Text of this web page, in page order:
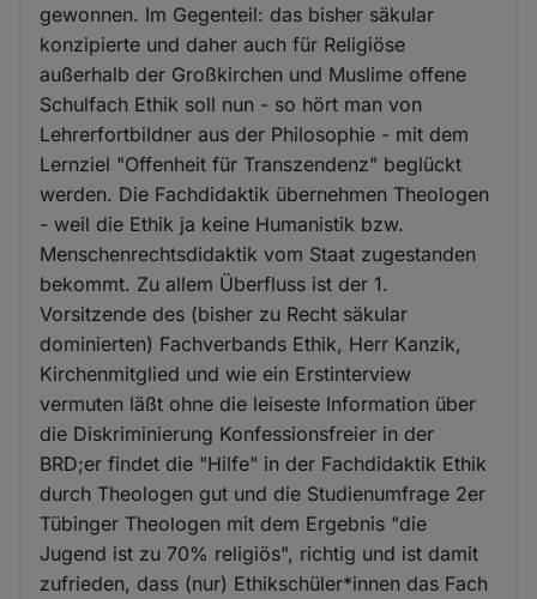
gewonnen. Im Gegenteil: das bisher säkular
konzipierte und daher auch für Religiöse
außerhalb der Großkirchen und Muslime offene
Schulfach Ethik soll nun - so hört man von
Lehrerfortbildner aus der Philosophie - mit dem
Lernziel "Offenheit für Transzendenz" beglückt
werden. Die Fachdidaktik übernehmen Theologen
- weil die Ethik ja keine Humanistik bzw.
Menschenrechtsdidaktik vom Staat zugestanden
bekommt. Zu allem Überfluss ist der 1.
Vorsitzende des (bisher zu Recht säkular
dominierten) Fachverbands Ethik, Herr Kanzik,
Kirchenmitglied und wie ein Erstinterview
vermuten läßt ohne die leiseste Information über
die Diskriminierung Konfessionsfreier in der
BRD;er findet die "Hilfe" in der Fachdidaktik Ethik
durch Theologen gut und die Studienumfrage 2er
Tübinger Theologen mit dem Ergebnis "die
Jugend ist zu 70% religiös", richtig und ist damit
zufrieden, dass (nur) Ethikschüler*innen das Fach